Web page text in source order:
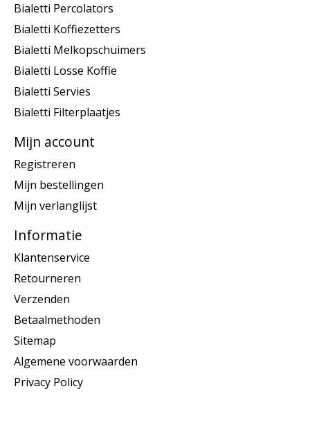
Bialetti Percolators
Bialetti Koffiezetters
Bialetti Melkopschuimers
Bialetti Losse Koffie
Bialetti Servies
Bialetti Filterplaatjes
Mijn account
Registreren
Mijn bestellingen
Mijn verlanglijst
Informatie
Klantenservice
Retourneren
Verzenden
Betaalmethoden
Sitemap
Algemene voorwaarden
Privacy Policy